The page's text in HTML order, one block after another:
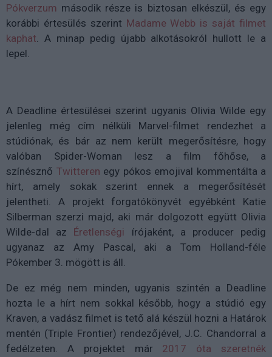
Pókverzum második része is biztosan elkészül, és egy
korábbi értesülés szerint Madame Webb is saját filmet
kaphat. A minap pedig újabb alkotásokról hullott le a
lepel.
A Deadline értesülései szerint ugyanis Olivia Wilde egy
jelenleg még cím nélküli Marvel-filmet rendezhet a
stúdiónak, és bár az nem került megerősítésre, hogy
valóban Spider-Woman lesz a film főhőse, a
színésznő Twitteren egy pókos emojival kommentálta a
hírt, amely sokak szerint ennek a megerősítését
jelentheti. A projekt forgatókönyvét egyébként Katie
Silberman szerzi majd, aki már dolgozott együtt Olivia
Wilde-dal az Éretlenségi írójaként, a producer pedig
ugyanaz az Amy Pascal, aki a Tom Holland-féle
Pókember 3. mögött is áll.
De ez még nem minden, ugyanis szintén a Deadline
hozta le a hírt nem sokkal később, hogy a stúdió egy
Kraven, a vadász filmet is tető alá készül hozni a Határok
mentén (Triple Frontier) rendezőjével, J.C. Chandorral a
fedélzeten. A projektet már 2017 óta szeretnék